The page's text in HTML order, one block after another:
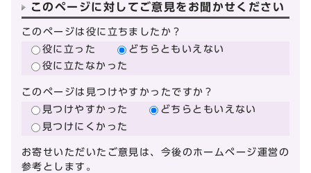
このページに対してご意見をお聞かせください
このページは役に立ちましたか？
役に立った
どちらともいえない
役に立たなかった
このページは見つけやすかったですか？
見つけやすかった
どちらともいえない
見つけにくかった
お寄せいただいたご意見は、今後のホームページ運営の
参考とします。